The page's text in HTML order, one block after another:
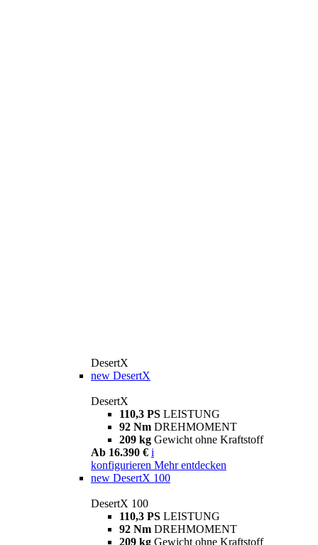
DesertX
new DesertX
DesertX
110,3 PS LEISTUNG
92 Nm DREHMOMENT
209 kg Gewicht ohne Kraftstoff
Ab 16.390 € i
konfigurieren Mehr entdecken
new DesertX 100
DesertX 100
110,3 PS LEISTUNG
92 Nm DREHMOMENT
209 kg Gewicht ohne Kraftstoff